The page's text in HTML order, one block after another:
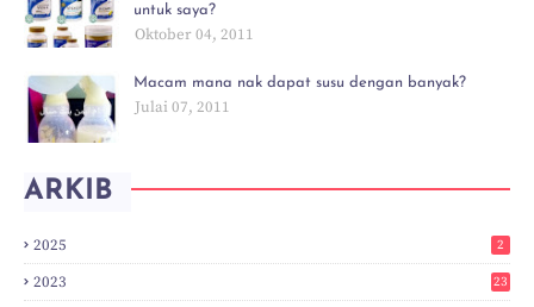
untuk saya?
Oktober 04, 2011
Macam mana nak dapat susu dengan banyak?
Julai 07, 2011
ARKIB
2025 2
2023 23